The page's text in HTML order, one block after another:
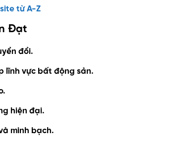
từ A-Z
Đạt
đổi.
lĩnh vực bất động sản.
hiện đại.
minh bạch.